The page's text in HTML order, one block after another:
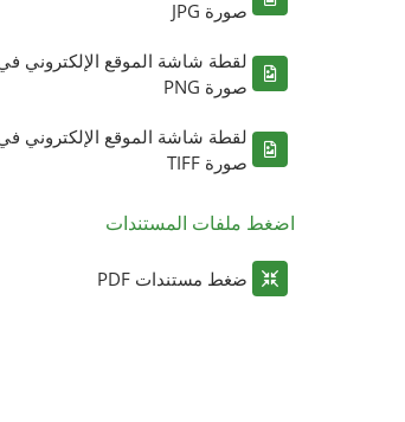
صورة JPG
لقطة شاشة الموقع الإلكتروني
صورة PNG
لقطة شاشة الموقع الإلكتروني
صورة TIFF
اضغط ملفات المستندات
ضغط مستندات PDF